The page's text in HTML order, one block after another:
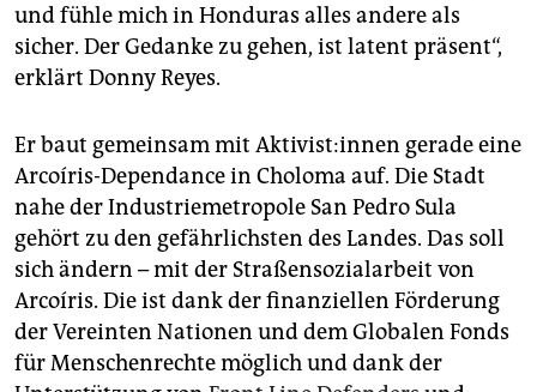
und fühle mich in Honduras alles andere als
sicher. Der Gedanke zu gehen, ist latent präsent“,
erklärt Donny Reyes.
Er baut gemeinsam mit Ak­ti­vis­t:in­nen gerade eine
Arcoíris-Dependance in Choloma auf. Die Stadt
nahe der Industriemetropole San Pedro Sula
gehört zu den gefährlichsten des Landes. Das soll
sich ändern – mit der Straßensozialarbeit von
Arcoíris. Die ist dank der finanziellen Förderung
der Vereinten Nationen und dem Globalen Fonds
für Menschenrechte möglich und dank der